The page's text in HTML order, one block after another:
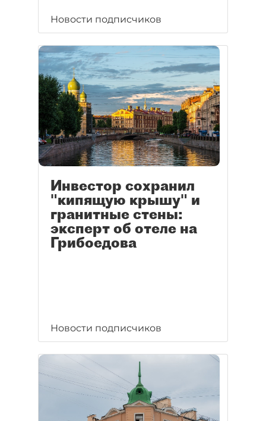
Новости подписчиков
Инвестор сохранил
"кипящую крышу" и
гранитные стены:
эксперт об отеле на
Грибоедова
Новости подписчиков